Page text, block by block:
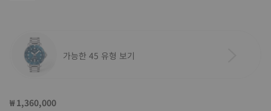
가능한 45 유형 보기
₩ 1,360,000